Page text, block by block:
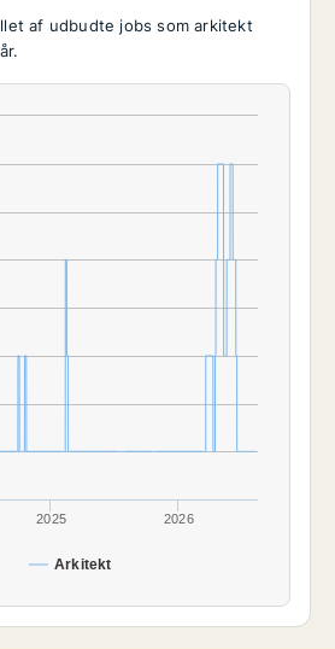
af udbudte jobs som arkitekt
Arkitekt
2025 2026